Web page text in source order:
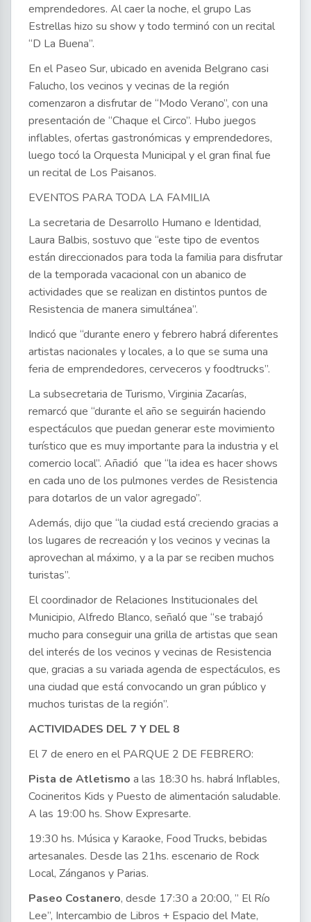
emprendedores. Al caer la noche, el grupo Las
Estrellas hizo su show y todo terminó con un recital
“D La Buena”.
En el Paseo Sur, ubicado en avenida Belgrano casi
Falucho, los vecinos y vecinas de la región
comenzaron a disfrutar de “Modo Verano”, con una
presentación de “Chaque el Circo”. Hubo juegos
inflables, ofertas gastronómicas y emprendedores,
luego tocó la Orquesta Municipal y el gran final fue
un recital de Los Paisanos.
EVENTOS PARA TODA LA FAMILIA
La secretaria de Desarrollo Humano e Identidad,
Laura Balbis, sostuvo que “este tipo de eventos
están direccionados para toda la familia para disfrutar
de la temporada vacacional con un abanico de
actividades que se realizan en distintos puntos de
Resistencia de manera simultánea”.
Indicó que “durante enero y febrero habrá diferentes
artistas nacionales y locales, a lo que se suma una
feria de emprendedores, cerveceros y foodtrucks”.
La subsecretaria de Turismo, Virginia Zacarías,
remarcó que “durante el año se seguirán haciendo
espectáculos que puedan generar este movimiento
turístico que es muy importante para la industria y el
comercio local”. Añadió que “la idea es hacer shows
en cada uno de los pulmones verdes de Resistencia
para dotarlos de un valor agregado”.
Además, dijo que “la ciudad está creciendo gracias a
los lugares de recreación y los vecinos y vecinas la
aprovechan al máximo, y a la par se reciben muchos
turistas”.
El coordinador de Relaciones Institucionales del
Municipio, Alfredo Blanco, señaló que “se trabajó
mucho para conseguir una grilla de artistas que sean
del interés de los vecinos y vecinas de Resistencia
que, gracias a su variada agenda de espectáculos, es
una ciudad que está convocando un gran público y
muchos turistas de la región”.
ACTIVIDADES DEL 7 Y DEL 8
El 7 de enero en el PARQUE 2 DE FEBRERO:
Pista de Atletismo a las 18:30 hs. habrá Inflables,
Cocineritos Kids y Puesto de alimentación saludable.
A las 19:00 hs. Show Expresarte.
19:30 hs. Música y Karaoke, Food Trucks, bebidas
artesanales. Desde las 21hs. escenario de Rock
Local, Zánganos y Parias.
Paseo Costanero, desde 17:30 a 20:00, ” El Río
Lee”, Intercambio de Libros + Espacio del Mate,